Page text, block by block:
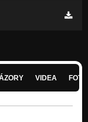
VIDEA